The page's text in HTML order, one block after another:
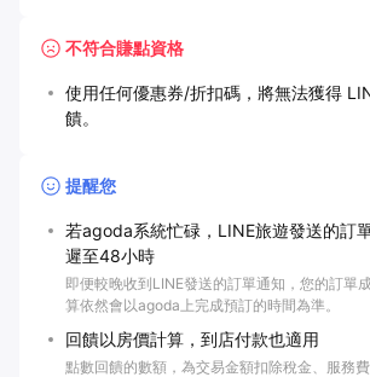
不符合賺點資格
使用任何優惠券/折扣碼，將無法獲得
饋。
提醒您
若agoda系統忙碌，LINE旅遊發送的訂
遲至48小時
即便較晚收到LINE發送的訂單通知，您的訂單
算依然會以agoda上完成預訂的時間為準。
回饋以房價計算，到店付款也適用
點數回饋的數額，為交易金額扣除稅金、服務